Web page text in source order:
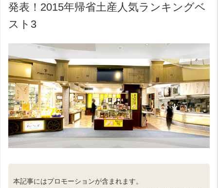
発表！2015年帰省土産人気ランキングベ
スト3
本記事にはプロモーションが含まれます。